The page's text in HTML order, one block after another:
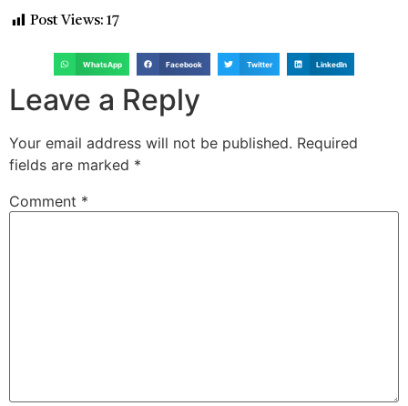
Post Views: 17
WhatsApp Facebook Twitter LinkedIn
Leave a Reply
Your email address will not be published. Required
fields are marked *
Comment *